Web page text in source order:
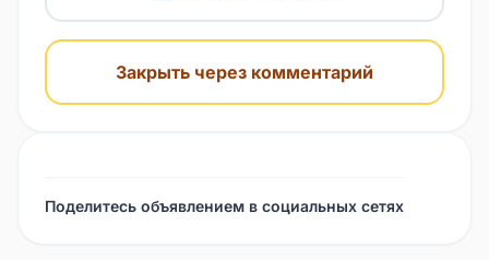
Закрыть через комментарий
Поделитесь объявлением в социальных сетях